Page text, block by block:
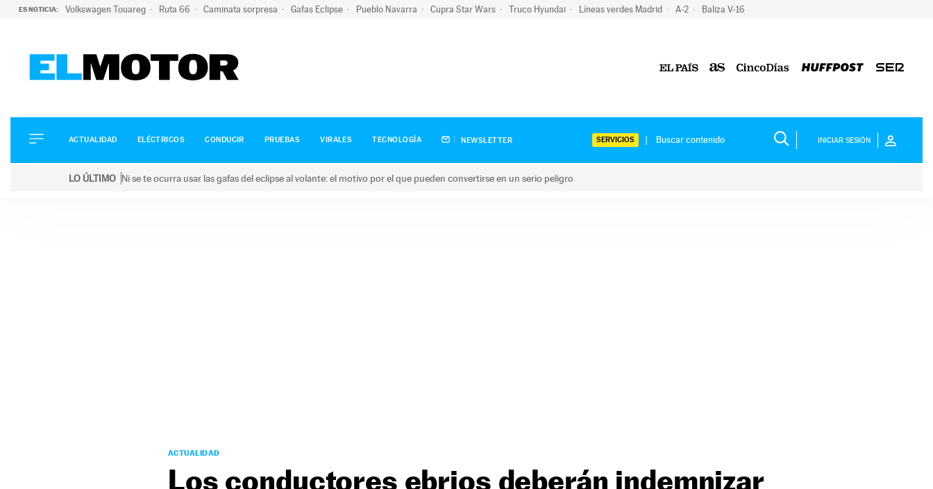
ES NOTICIA: Volkswagen Touareg Ruta 66 Caminata sorpresa Gafas Eclipse Pueblo Navarra Cupra Star Wars Truco Hyundai Líneas verdes Madrid A-2 Baliza V-16
ELÉCTRICOS
CONDUCIR
ACTUALIDAD ELÉCTRICOS CONDUCIR PRUEBAS VIRALES TECNOLOGÍA NEWSLETTER SERVICIOS INICIAR SESIÓN
LO ÚLTIMO Ni se te ocurra usar las gafas del eclipse al volante: el motivo por el que pueden convertirse en un serio peligro
ACTUALIDAD
Los conductores ebrios deberán indemnizar